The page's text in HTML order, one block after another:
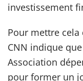
investissement
Pour mettre
CNN indique
Association
pour former un